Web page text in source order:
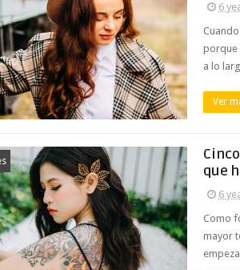
6
porque
a lo
Ver
que
6
Como
mayor